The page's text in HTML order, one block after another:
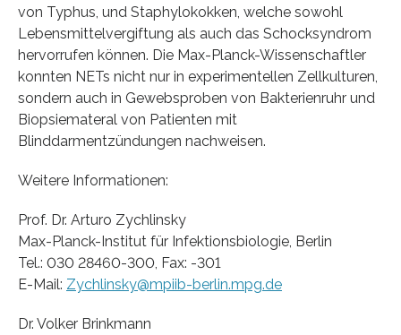
von Typhus, und Staphylokokken, welche sowohl
Lebensmittelvergiftung als auch das Schocksyndrom
hervorrufen können. Die Max-Planck-Wissenschaftler
konnten NETs nicht nur in experimentellen Zellkulturen,
sondern auch in Gewebsproben von Bakterienruhr und
Biopsiemateral von Patienten mit
Blinddarmentzündungen nachweisen.
Weitere Informationen:
Prof. Dr. Arturo Zychlinsky
Max-Planck-Institut für Infektionsbiologie, Berlin
Tel.: 030 28460-300, Fax: -301
E-Mail: Zychlinsky@mpiib-berlin.mpg.de
Dr. Volker Brinkmann